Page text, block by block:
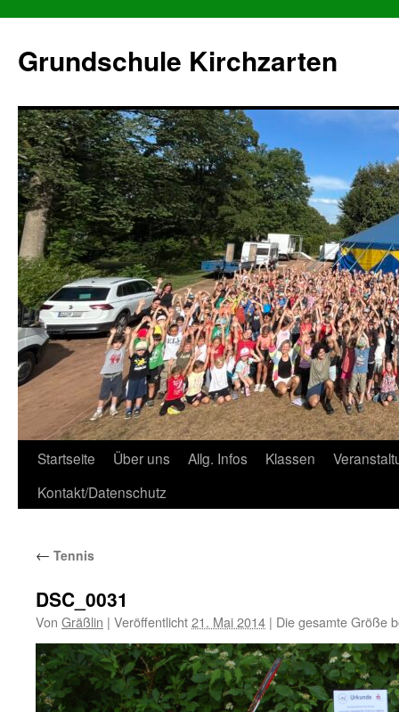
Grundschule Kirchzarten
Zum
Inhalt
Startseite Über uns Allg. Infos Klassen
Kontakt/Datenschutz
← Tennis
DSC_0031
Von Gräßlin | Veröffentlicht21. Mai 2014 | Die gesamte Größe